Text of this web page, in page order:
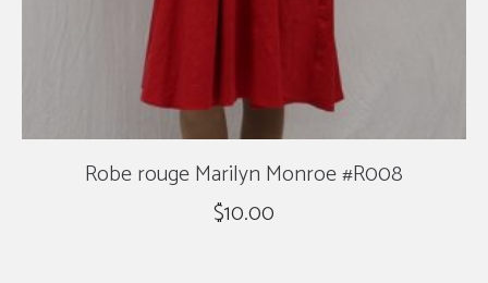
Robe rouge Marilyn Monroe #R008
$10.00